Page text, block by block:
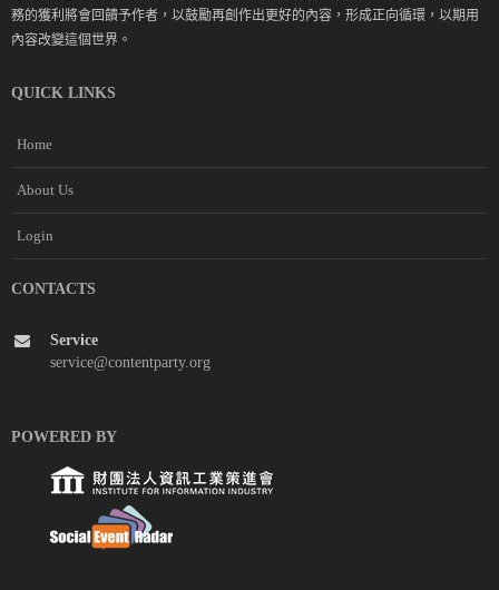
務的獲利將會回饋予作者，以鼓勵再創作出更好的內容，形成正向循環，以期用
內容改變這個世界。
QUICK LINKS
Home
About Us
Login
CONTACTS
Service
service@contentparty.org
POWERED BY